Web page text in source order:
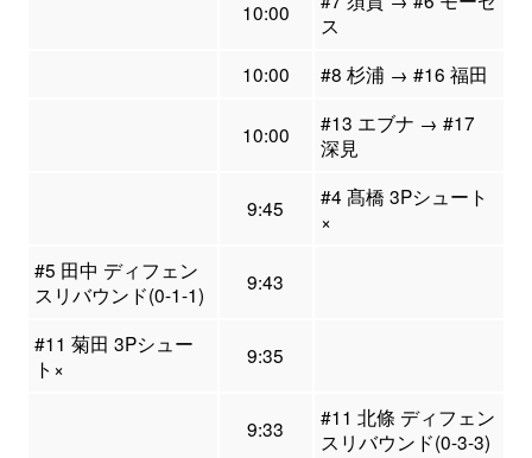
10:00
ス
10:00
#8 杉浦 → #16 福田
10:00
#13 エブナ → #17
深見
9:45
#4 髙橋 3Pシュート
×
#5 田中 ディフェン
スリバウンド(0-1-1)
9:43
#11 菊田 3Pシュー
ト×
9:35
9:33
#11 北條 ディフェン
スリバウンド(0-3-3)